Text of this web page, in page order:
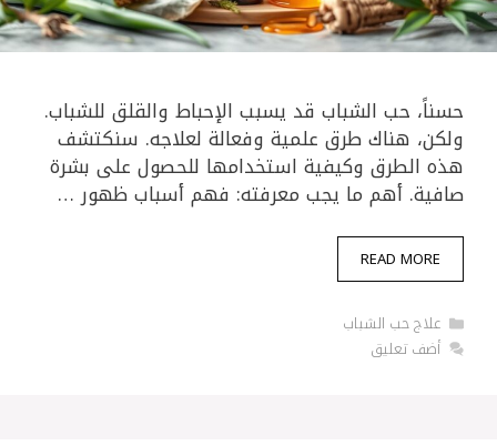
حسناً، حب الشباب قد يسبب الإحباط والقلق للشباب.
ولكن، هناك طرق علمية وفعالة لعلاجه. سنكتشف
هذه الطرق وكيفية استخدامها للحصول على بشرة
صافية. أهم ما يجب معرفته: فهم أسباب ظهور …
READ MORE
التصنيفات
علاج حب الشباب
أضف تعليق